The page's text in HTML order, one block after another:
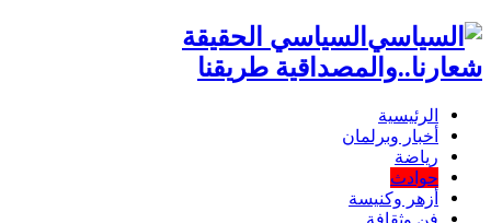
السياسي الحقيقة
شعارنا..والمصداقية طريقنا
الرئيسية
أخبار وبرلمان
رياضة
حوادث
أزهر وكنيسة